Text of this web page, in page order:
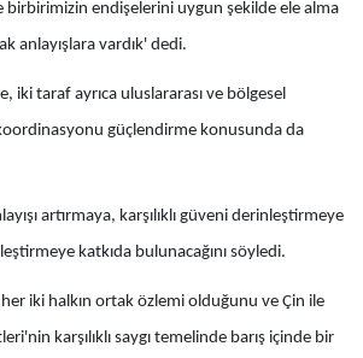
birbirimizin endişelerini uygun şekilde ele alma
anlayışlara vardık' dedi.
iki taraf ayrıca uluslararası ve bölgesel
güçlendirme konusunda da
artırmaya, karşılıklı güveni derinleştirmeye
katkıda bulunacağını söyledi.
iki halkın ortak özlemi olduğunu ve Çin ile
karşılıklı saygı temelinde barış içinde bir